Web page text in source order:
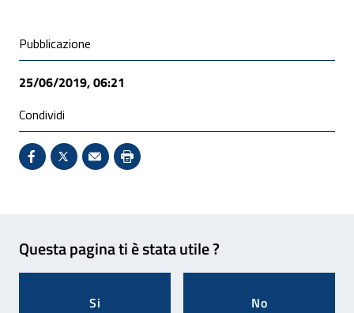
Condivisione social
Pubblicazione
25/06/2019, 06:21
Condividi
Condividi su Facebook - Sito esterno - Apertura in
X - Sito esterno - Apertura in nuova finestra
Invio Mail: apre il programma di posta
Stampa pagina: scelta meno
Questa pagina ti è stata utile ?
Si No